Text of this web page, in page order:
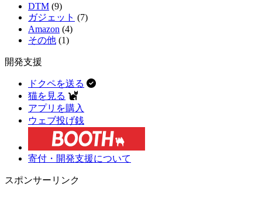
DTM (9)
ガジェット (7)
Amazon (4)
その他 (1)
開発支援
ドクペを送る
猫を見る
アプリを購入
ウェブ投げ銭
寄付・開発支援について
スポンサーリンク